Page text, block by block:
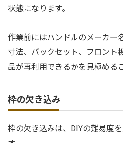
状態になります。
作業前にはハンドルのメーカー
寸法、バックセット、フロント
品が再利用できるかを見極める
枠の欠き込み
枠の欠き込みは、DIYの難易度